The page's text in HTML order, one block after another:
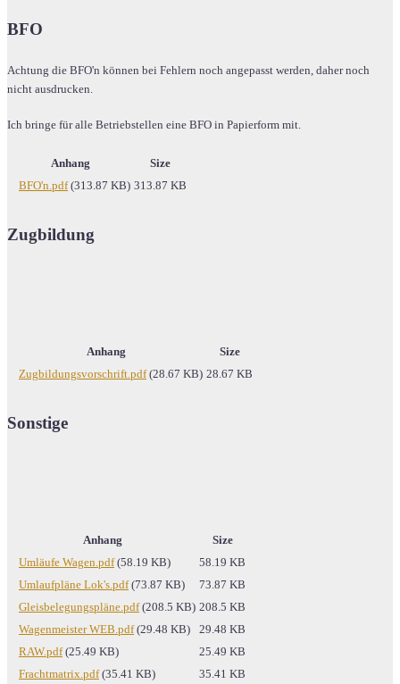
BFO
Achtung die BFO'n können bei Fehlern noch angepasst werden, daher noch
nicht ausdrucken.
Ich bringe für alle Betriebstellen eine BFO in Papierform mit.
Anhang
Size
BFO'n.pdf (313.87 KB) 313.87 KB
Zugbildung
Anhang
Size
Zugbildungsvorschrift.pdf (28.67 KB) 28.67 KB
Sonstige
Anhang
Size
Umläufe Wagen.pdf (58.19 KB)
58.19 KB
Umlaufpläne Lok's.pdf (73.87 KB)
73.87 KB
Gleisbelegungspläne.pdf (208.5 KB) 208.5 KB
Wagenmeister WEB.pdf (29.48 KB)
29.48 KB
RAW.pdf (25.49 KB)
25.49 KB
Frachtmatrix.pdf (35.41 KB) 35.41 KB